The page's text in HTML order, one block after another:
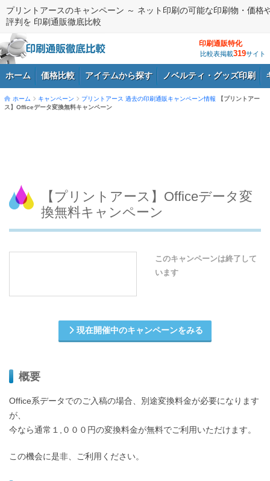
プリントアースのキャンペーン ～ ネット印刷の可能な印刷物・価格
評判を 印刷通販徹底比較
印刷通販特化
比較表掲載319サイト
ホーム 価格比較 アイテムから探す ノベルティ・グッズ印刷
ホーム キャンペーン プリントアース 過去の印刷通販キャンペーン情報
【プリントアー
ス】Officeデータ変換無料キャンペーン
【プリントアース】Officeデータ変
換無料キャンペーン
このキャンペーンは終了して
います
現在開催中のキャンペーンをみる
概要
Office系データでのご入稿の場合、別途変換料金が必要になります
が、
今なら通常１,０００円の変換料金が無料でご利用いただけます。
この機会に是非、ご利用ください。